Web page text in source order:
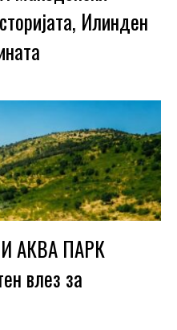
Илинден
АКВА ПАРК
влез за